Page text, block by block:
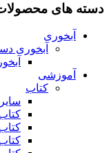
دسته های
آبخوری
آبخوری
آموزشی
کتاب